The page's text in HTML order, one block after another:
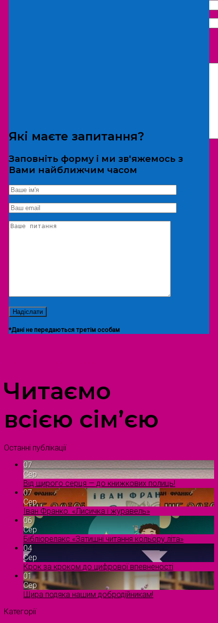
*Дані не передаються третім особам
Екскурсія/локація
Які маєте запитання?
Заповніть форму і ми зв'яжемось з
Вами найближчим часом
*Дані не передаються третім особам
Читаємо
всією сім’єю
Останні публікації
07
Сер
Від щирого серця — до книжкових полиць!
07
Сер
Іван Франко. «Лисичка і журавель»
06
Сер
Бібліорелакс «Затишні читання кольору літа»
04
Сер
Крок за кроком до цифрової впевненості
01
Сер
Щира подяка нашим добродійникам!
Категорії